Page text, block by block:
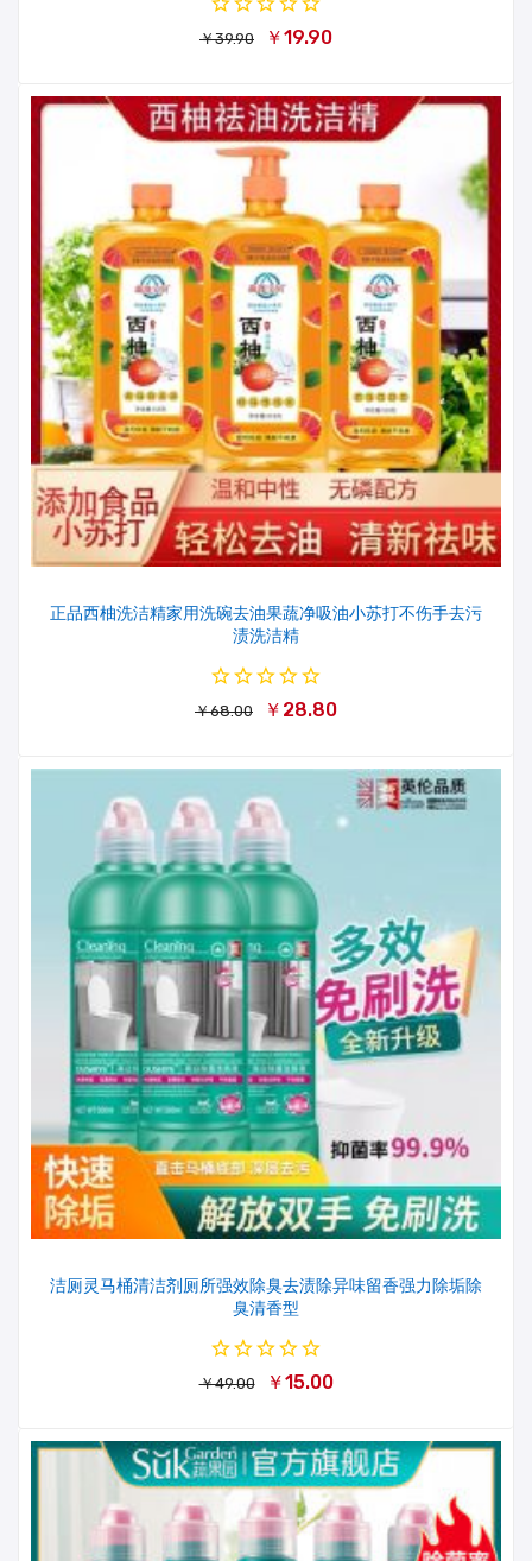
￥39.90 ￥19.90
正品西柚洗洁精家用洗碗去油果蔬净吸油小苏打不伤手去污
渍洗洁精
￥68.00 ￥28.80
洁厕灵马桶清洁剂厕所强效除臭去渍除异味留香强力除垢除
臭清香型
￥49.00 ￥15.00